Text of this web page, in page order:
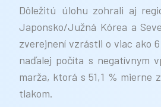
Dôležitú úlohu zohrali aj
Japonsko/Južná Kórea a
zverejnení vzrástli o viac ako
naďalej počíta s negatívnym
marža, ktorá s 51,1 % mierne
tlakom.